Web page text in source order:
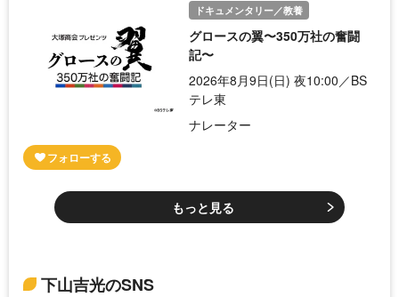
ドキュメンタリー／教養
グロースの翼〜350万社の奮闘
記〜
2026年8月9日(日) 夜10:00／BS
テレ東
ナレーター
もっと見る
下山吉光のSNS